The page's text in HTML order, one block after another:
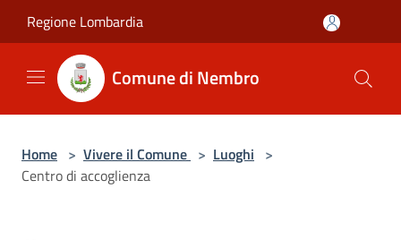
Regione Lombardia
Comune di Nembro
Home > Vivere il Comune > Luoghi >
Centro di accoglienza